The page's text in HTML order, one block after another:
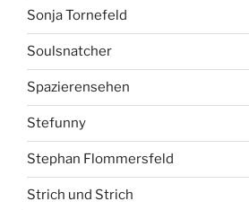
Sonja Tornefeld
Soulsnatcher
Spazierensehen
Stefunny
Stephan Flommersfeld
Strich und Strich